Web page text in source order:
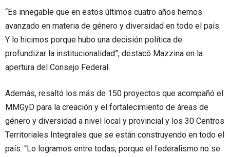
“Es innegable que en estos últimos cuatro años hemos
avanzado en materia de género y diversidad en todo el país.
Y lo hicimos porque hubo una decisión política de
profundizar la institucionalidad”, destacó Mazzina en la
apertura del Consejo Federal.
Además, resaltó los más de 150 proyectos que acompañó el
MMGyD para la creación y el fortalecimiento de áreas de
género y diversidad a nivel local y provincial y los 30 Centros
Territoriales Integrales que se están construyendo en todo el
país. “Lo logramos entre todas, porque el federalismo no se